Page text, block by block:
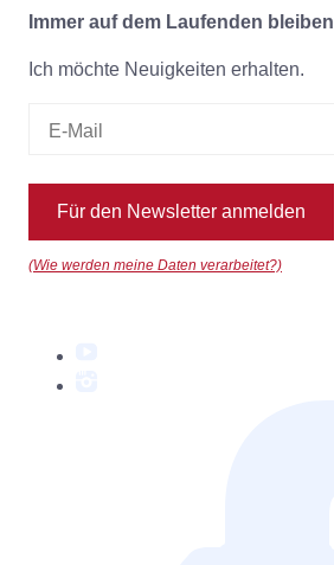
Immer auf dem Laufenden bleiben
Ich möchte Neuigkeiten erhalten.
Für den Newsletter anmelden
(Wie werden meine Daten verarbeitet?)